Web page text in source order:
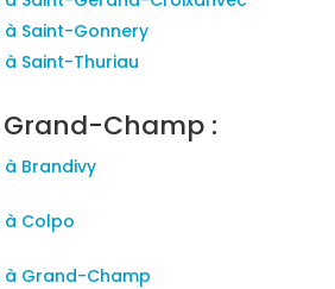
à Saint-Gonnery
Saint-Thuriau
Champ :
Brandivy
à Colpo
à Grand-Champ